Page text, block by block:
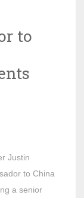
to
Justin
to China
a senior